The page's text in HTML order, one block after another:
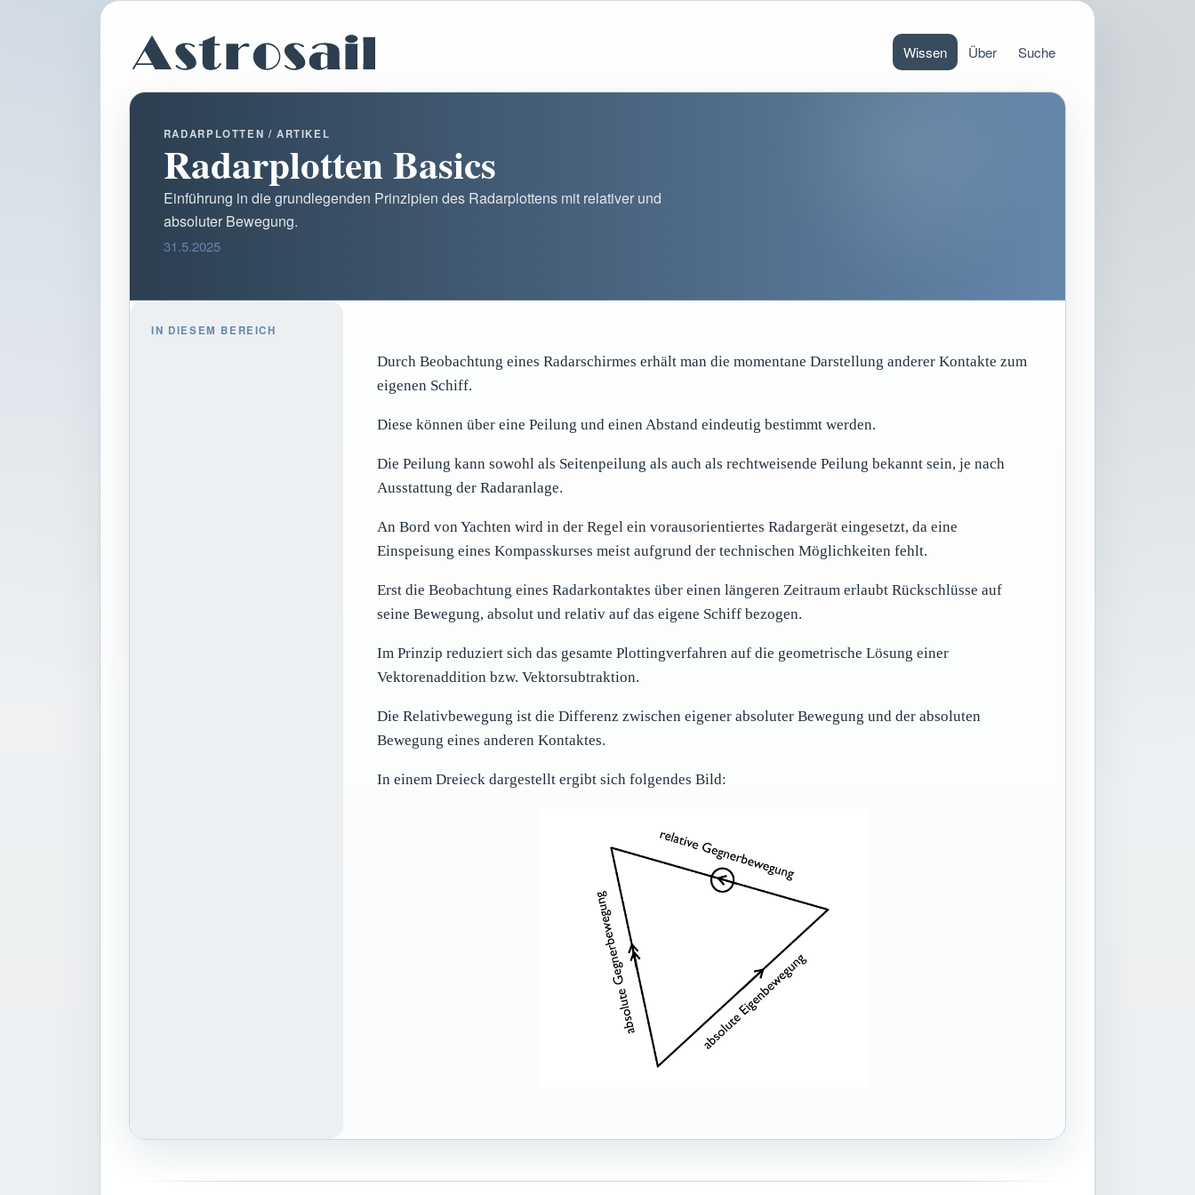
Wissen Über Suche
RADARPLOTTEN / ARTIKEL
Radarplotten Basics
Einführung in die grundlegenden Prinzipien des Radarplottens mit relativer und
absoluter Bewegung.
31.5.2025
IN DIESEM BEREICH
Durch Beobachtung eines Radarschirmes erhält man die momentane Darstellung anderer Kontakte zum
eigenen Schiff.
Diese können über eine Peilung und einen Abstand eindeutig bestimmt werden.
Die Peilung kann sowohl als Seitenpeilung als auch als rechtweisende Peilung bekannt sein, je nach
Ausstattung der Radaranlage.
An Bord von Yachten wird in der Regel ein vorausorientiertes Radargerät eingesetzt, da eine
Einspeisung eines Kompasskurses meist aufgrund der technischen Möglichkeiten fehlt.
Erst die Beobachtung eines Radarkontaktes über einen längeren Zeitraum erlaubt Rückschlüsse auf
seine Bewegung, absolut und relativ auf das eigene Schiff bezogen.
Im Prinzip reduziert sich das gesamte Plottingverfahren auf die geometrische Lösung einer
Vektorenaddition bzw. Vektorsubtraktion.
Die Relativbewegung ist die Differenz zwischen eigener absoluter Bewegung und der absoluten
Bewegung eines anderen Kontaktes.
In einem Dreieck dargestellt ergibt sich folgendes Bild: